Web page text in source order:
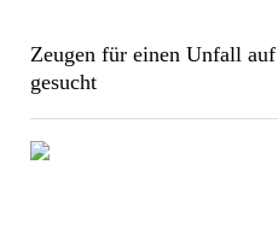
Zeugen für einen Unfall
gesucht